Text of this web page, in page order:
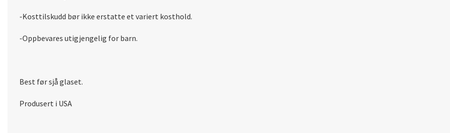
-Kosttilskudd bør ikke erstatte et variert kosthold.
-Oppbevares utigjengelig for barn.
Best før sjå glaset.
Produsert i USA